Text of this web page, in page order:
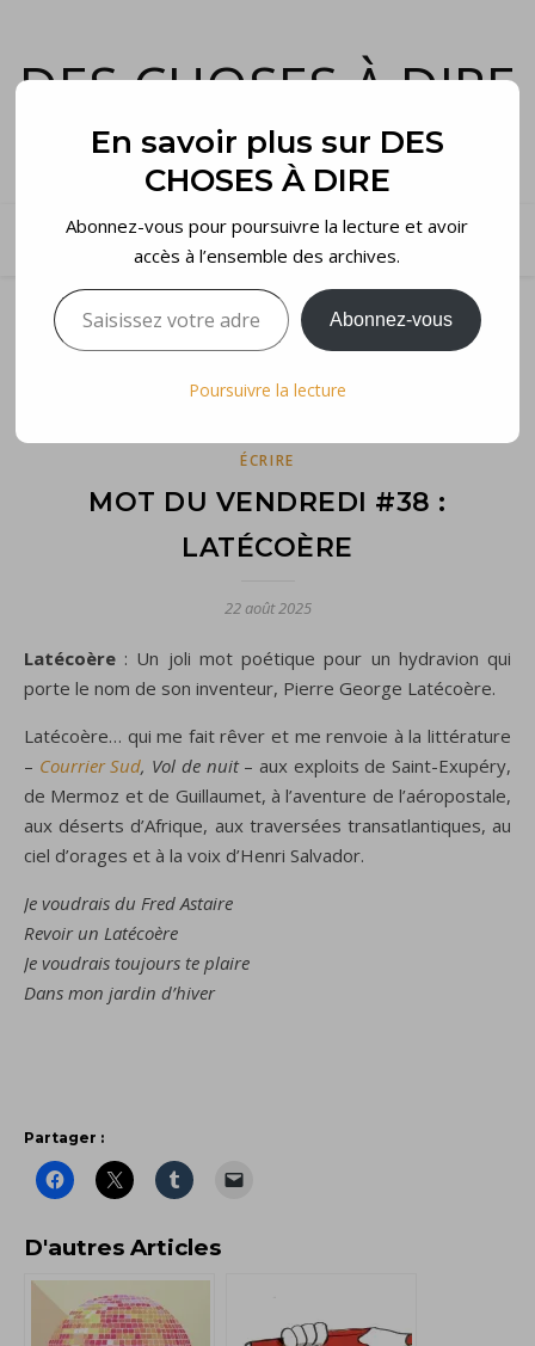
DES CHOSES À DIRE
et voilà…
ÉCRIRE
MOT DU VENDREDI #38 :
LATÉCOÈRE
22 août 2025
Latécoère : Un joli mot poétique pour un hydravion qui
porte le nom de son inventeur, Pierre George Latécoère.
Latécoère… qui me fait rêver et me renvoie à la littérature
– Courrier Sud, Vol de nuit– aux exploits de Saint-Exupéry,
de Mermoz et de Guillaumet, à l’aventure de l’aéropostale,
aux déserts d’Afrique, aux traversées transatlantiques, au
ciel d’orages et à la voix d’Henri Salvador.
Je voudrais du Fred Astaire
Revoir un Latécoère
Je voudrais toujours te plaire
Dans mon jardin d’hiver
Partager :
D'autres Articles
En savoir plus sur DES
CHOSES À DIRE
Abonnez-vous pour poursuivre la lecture et avoir
accès à l’ensemble des archives.
Saisissez votre adresse e-mail…
Abonnez-vous
Poursuivre la lecture